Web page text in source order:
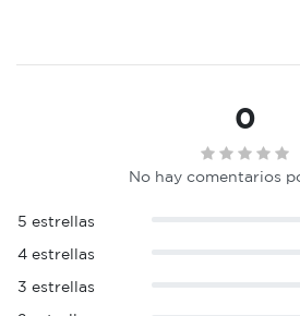
0
No hay comentarios
5 estrellas
4 estrellas
3 estrellas